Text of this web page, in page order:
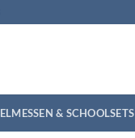
& SCHOOLSETS